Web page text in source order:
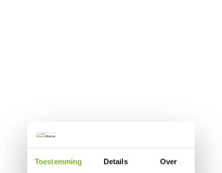
Toestemming Details Over